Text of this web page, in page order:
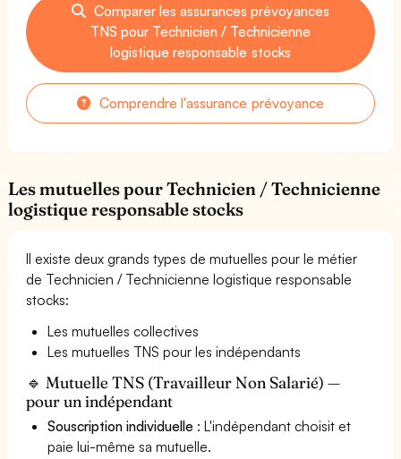
Comparer les assurances prévoyances
TNS pour Technicien / Technicienne
logistique responsable stocks
Comprendre l'assurance prévoyance
Les mutuelles pour Technicien / Technicienne
logistique responsable stocks
Il existe deux grands types de mutuelles pour le métier
de Technicien / Technicienne logistique responsable
stocks:
Les mutuelles collectives
Les mutuelles TNS pour les indépendants
🔹 Mutuelle TNS (Travailleur Non Salarié) —
pour un indépendant
Souscription individuelle : L'indépendant choisit et
paie lui-même sa mutuelle.